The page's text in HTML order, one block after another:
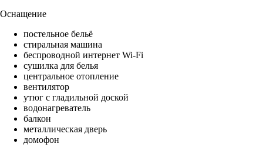
Оснащение
постельное бельё
стиральная машина
беспроводной интернет Wi-Fi
сушилка для белья
центральное отопление
вентилятор
утюг с гладильной доской
водонагреватель
балкон
металлическая дверь
домофон